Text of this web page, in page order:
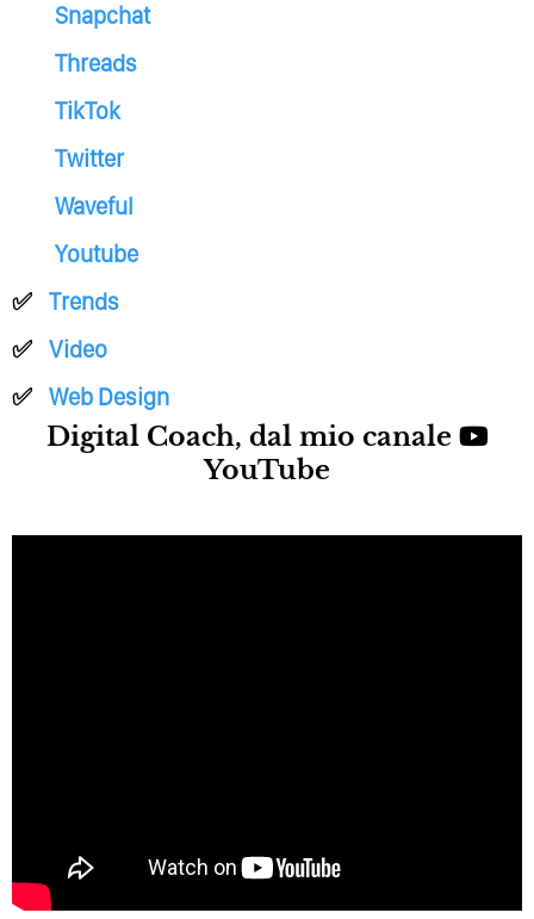
Snapchat
Threads
TikTok
Twitter
Waveful
Youtube
Trends
Video
Web Design
Digital Coach, dal mio canale
YouTube